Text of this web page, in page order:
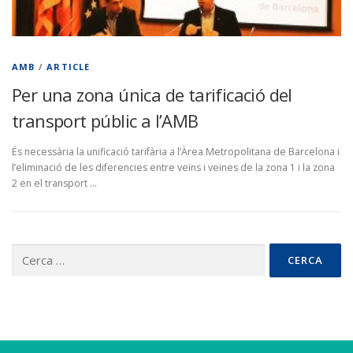
AMB /ARTICLE
Per una zona única de tarificació del
transport públic a l’AMB
És necessària la unificació tarifària a l’Àrea Metropolitana de Barcelona i
l’eliminació de les diferencies entre veïns i veïnes de la zona 1 i la zona
2 en el transport …